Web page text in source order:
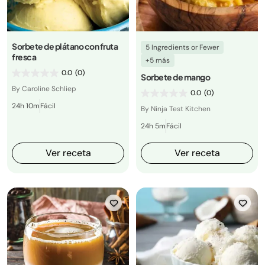
Sorbete de plátano con fruta
fresca
0.0 (0)
By Caroline Schliep
24h 10mFácil
Ver receta
5 Ingredients or Fewer
+5 más
Sorbete de mango
0.0 (0)
By Ninja Test Kitchen
24h 5mFácil
Ver receta